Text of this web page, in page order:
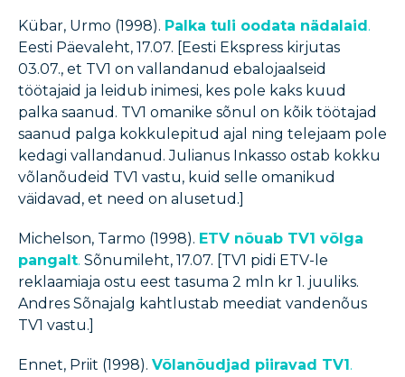
Kübar, Urmo (1998). Palka tuli oodata nädalaid.
Eesti Päevaleht, 17.07. [Eesti Ekspress kirjutas
03.07., et TV1 on vallandanud ebalojaalseid
töötajaid ja leidub inimesi, kes pole kaks kuud
palka saanud. TV1 omanike sõnul on kõik töötajad
saanud palga kokkulepitud ajal ning telejaam pole
kedagi vallandanud. Julianus Inkasso ostab kokku
võlanõudeid TV1 vastu, kuid selle omanikud
väidavad, et need on alusetud.]
Michelson, Tarmo (1998). ETV nõuab TV1 võlga
pangalt. Sõnumileht, 17.07. [TV1 pidi ETV-le
reklaamiaja ostu eest tasuma 2 mln kr 1. juuliks.
Andres Sõnajalg kahtlustab meediat vandenõus
TV1 vastu.]
Ennet, Priit (1998). Võlanõudjad piiravad TV1.